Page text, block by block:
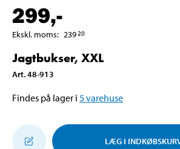
299,-
Ekskl. moms: 23920
Jagtbukser, XXL
Art.48-913
Findes på lager i 5varehuse
LÆG I